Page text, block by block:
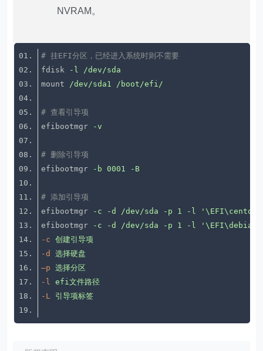
NVRAM。
# 挂EFI分区，已经进入系统时则不需要
fdisk
-l /dev/sda
mount
/dev/sda1 /boot/efi/
# 查看引导项
efibootmgr
-v
# 删除引导项
efibootmgr
-b 0001 -B
# 添加引导项
efibootmgr
-c -d /dev/sda -p 1 -l
efibootmgr
-c -d /dev/sda -p 1 -l
-c
创建引导项
-d
选择硬盘
–p
选择分区
-l
efi文件路径
-L
引导项标签